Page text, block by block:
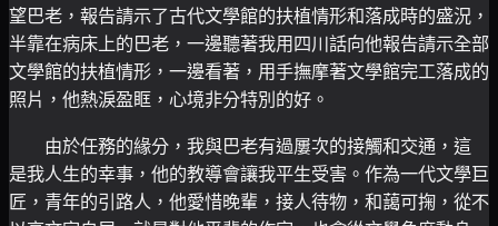
望巴老，報告請示了古代文學館的扶植情形和落成時的盛況，
半靠在病床上的巴老，一邊聽著我用四川話向他報告請示全部
文學館的扶植情形，一邊看著，用手撫摩著文學館完工落成的
照片，他熱淚盈眶，心境非分特別的好。
由於任務的緣分，我與巴老有過屢次的接觸和交通，這
是我人生的幸事，他的教導會讓我平生受害。作為一代文學巨
匠，青年的引路人，他愛惜晚輩，接人待物，和藹可掬，從不